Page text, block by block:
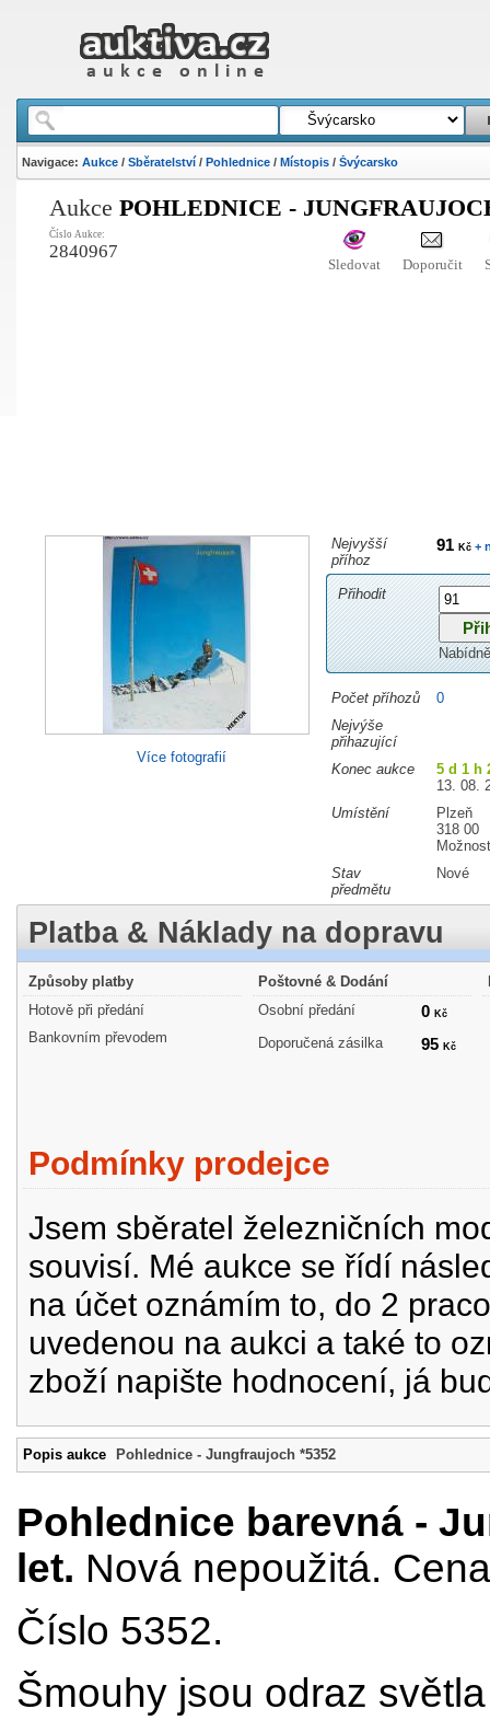
Navigace: Aukce/ Sběratelství/ Pohlednice/ Místopis/ Švýcarsko
Aukce POHLEDNICE -
Číslo Aukce:
2840967
Sledovat Doporučit
Více fotografií
Nejvyšší
příhoz
91 Kč+
Přihodit
Počet příhozů
0
Nejvýše
přihazující
Konec aukce
5 d 1 h
13. 08.
Umístění
Plzeň
318 00
Stav
předmětu
Nové
Platba & Náklady na dopravu
Způsoby platby
Hotově při předání
Bankovním převodem
Poštovné & Dodání
Osobní předání
0 Kč
Doporučená zásilka 95 Kč
Podmínky prodejce
Jsem sběratel železničních
souvisí. Mé aukce se řídí
na účet oznámím to, do 2
uvedenou na aukci a také to
zboží napište hodnocení, já
Popis aukce Pohlednice - Jungfraujoch *5352
Pohlednice barevná -
let. Nová nepoužitá.
Číslo 5352.
Šmouhy jsou odraz